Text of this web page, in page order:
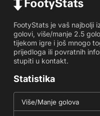
FootyStats je vaš najbolji
golovi, više/manje 2.5
tijekom igre i još mnogo
prijedloga ili povratnih
stupiti u kontakt.
Statistika
Više/Manje golova